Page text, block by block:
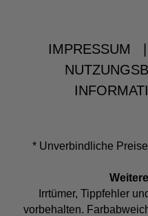
IMPRESSUM
* Unverbindliche
Irrtümer, Tippfehler
vorbehalten.